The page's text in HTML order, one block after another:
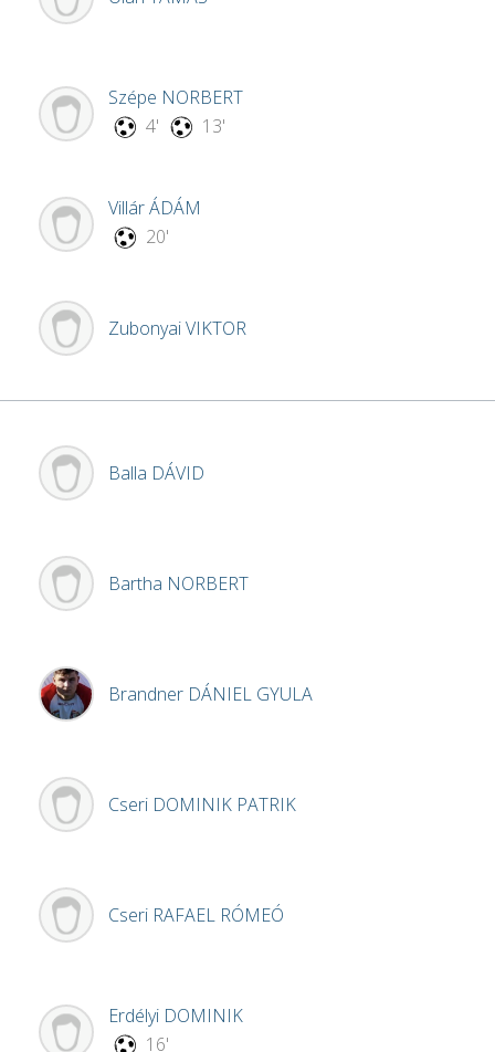
Szépe NORBERT
4'
13'
VillárÁDÁM
20'
ZubonyaiVIKTOR
Balla DÁVID
Bartha NORBERT
Brandner DÁNIEL GYULA
Cseri DOMINIK PATRIK
Cseri RAFAEL RÓMEÓ
Erdélyi DOMINIK
16'